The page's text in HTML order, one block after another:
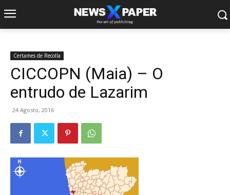
Certames de Recolla
CICCOPN (Maia) – O
entrudo de Lazarim
24 Agosto, 2016